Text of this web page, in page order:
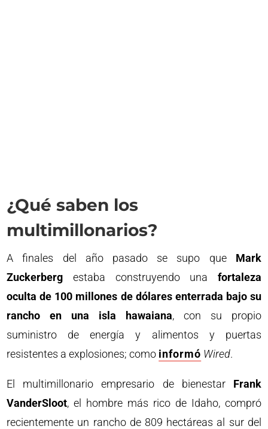
¿Qué saben los
multimillonarios?
A finales del año pasado se supo que Mark
Zuckerberg estaba construyendo una fortaleza
oculta de 100 millones de dólares enterrada bajo su
rancho en una isla hawaiana, con su propio
suministro de energía y alimentos y puertas
resistentes a explosiones; como informó Wired.
El multimillonario empresario de bienestar Frank
VanderSloot, el hombre más rico de Idaho, compró
recientemente un rancho de 809 hectáreas al sur del